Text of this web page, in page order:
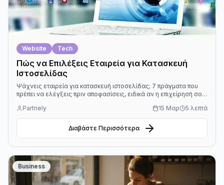
Website Tech
Πώς να Επιλέξεις Εταιρεία για Κατασκευή
Ιστοσελίδας
Ψάχνεις εταιρεία για κατασκευή ιστοσελίδας; 7 πράγματα που
πρέπει να ελέγξεις πριν αποφασίσεις, ειδικά αν η επιχείρησή σου
Partnely
15 Μαρ 5 λεπτά
Διαβάστε Περισσότερα
Business